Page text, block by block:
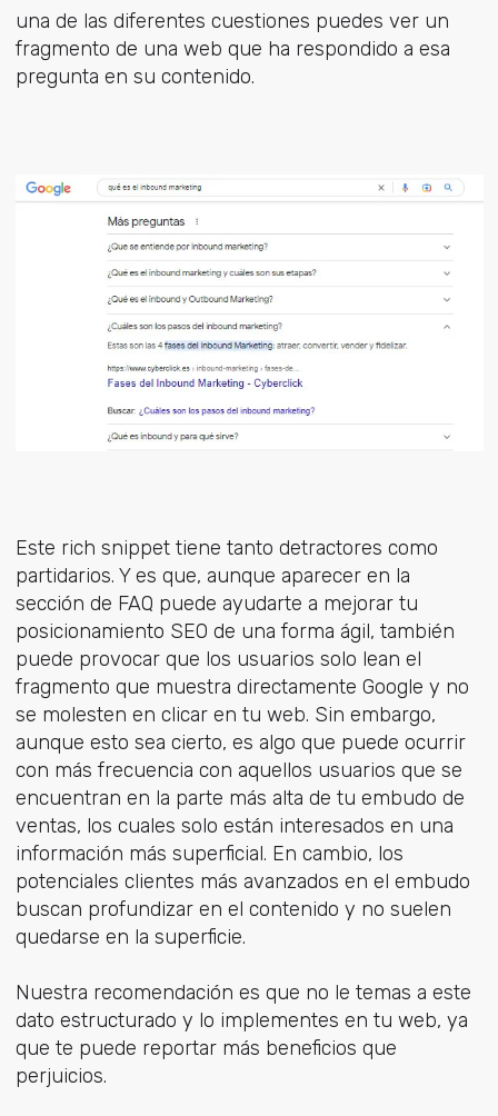
una de las diferentes cuestiones puedes ver un
fragmento de una web que ha respondido a esa
pregunta en su contenido.
Este rich snippet tiene tanto detractores como
partidarios. Y es que, aunque aparecer en la
sección de FAQ puede ayudarte a mejorar tu
posicionamiento SEO de una forma ágil, también
puede provocar que los usuarios solo lean el
fragmento que muestra directamente Google y no
se molesten en clicar en tu web. Sin embargo,
aunque esto sea cierto, es algo que puede ocurrir
con más frecuencia con aquellos usuarios que se
encuentran en la parte más alta de tu embudo de
ventas, los cuales solo están interesados en una
información más superficial. En cambio, los
potenciales clientes más avanzados en el embudo
buscan profundizar en el contenido y no suelen
quedarse en la superficie.
Nuestra recomendación es que no le temas a este
dato estructurado y lo implementes en tu web, ya
que te puede reportar más beneficios que
perjuicios.